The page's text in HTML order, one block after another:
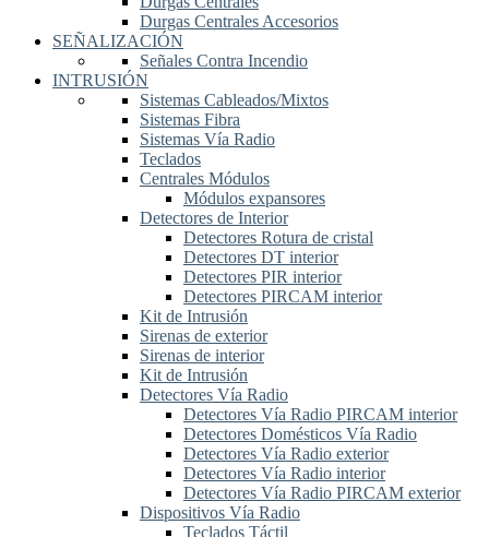
Durgas Centrales Accesorios
SEÑALIZACIÓN
Señales Contra Incendio
INTRUSIÓN
Sistemas Cableados/Mixtos
Sistemas Fibra
Sistemas Vía Radio
Teclados
Centrales Módulos
Módulos expansores
Detectores de Interior
Detectores Rotura de cristal
Detectores DT interior
Detectores PIR interior
Detectores PIRCAM interior
Kit de Intrusión
Sirenas de exterior
Sirenas de interior
Kit de Intrusión
Detectores Vía Radio
Detectores Vía Radio PIRCAM interior
Detectores Domésticos Vía Radio
Detectores Vía Radio exterior
Detectores Vía Radio interior
Detectores Vía Radio PIRCAM exterior
Dispositivos Vía Radio
Teclados Táctil